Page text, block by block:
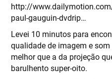
http://
paul-gauguin-dvdrip…
Levei 10 minutos para
qualidade de imagem e
melhor que a da projeção
barulhento super-oito.